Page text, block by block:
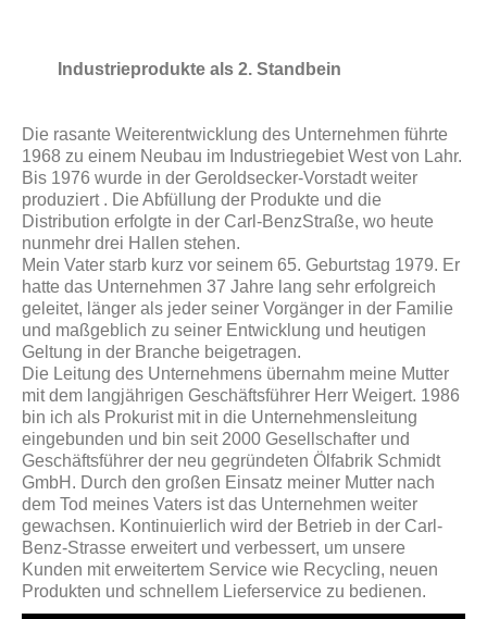
Industrieprodukte als 2. Standbein
Die rasante Weiterentwicklung des Unternehmen führte
1968 zu einem Neubau im Industriegebiet West von Lahr.
Bis 1976 wurde in der Geroldsecker-Vorstadt weiter
produziert . Die Abfüllung der Produkte und die
Distribution erfolgte in der Carl-Benz­Straße, wo heute
nunmehr drei Hallen stehen.
Mein Vater starb kurz vor seinem 65. Geburtstag 1979. Er
hatte das Unternehmen 37 Jahre lang sehr erfolgreich
geleitet, länger als jeder seiner Vorgänger in der Fa­milie
und maßgeblich zu seiner Entwicklung und heutigen
Geltung in der Branche beigetragen.
Die Leitung des Unternehmens übernahm meine Mutter
mit dem langjährigen Ge­schäftsführer Herr Weigert. 1986
bin ich als Prokurist mit in die Unternehmens­leitung
eingebunden und bin seit 2000 Gesellschafter und
Geschäftsführer der neu gegründeten Ölfabrik Schmidt
GmbH. Durch den großen Einsatz meiner Mutter nach
dem Tod meines Vaters ist das Unternehmen weiter
gewachsen. Kontinuierlich wird der Betrieb in der Carl-
Benz-Strasse erweitert und verbessert, um unsere
Kunden mit erweitertem Service wie Recycling, neuen
Produkten und schnellem Lieferservice zu bedienen.